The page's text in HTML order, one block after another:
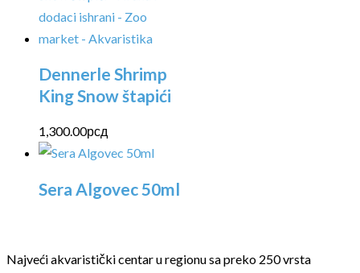
Dennerle Shrimp
King Snow štapići
1,300.00рсд
Sera Algovec 50ml
Najveći akvaristički centar u regionu sa preko 250 vrsta